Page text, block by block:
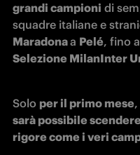
grandi campioni di
Maradona a Pelé
Selezione MilanInter
Solo per il primo mese
sarà possibile
rigore come i veri